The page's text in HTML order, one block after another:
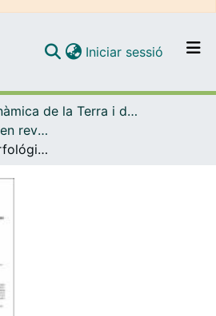
Navega per tot el DD
Com publicar
Iniciar sessió (current)
Dinàmica de la Terra i de l'Oceà
Articles publicats en revistes (Dinàmica de la Terra i l'Oceà)
Expresión geomorfológica de la actividad reciente de la falla de Amer (NE de la Península Ibérica)